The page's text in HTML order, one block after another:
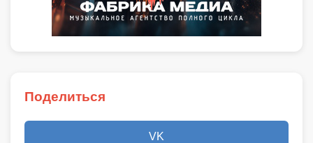
Поделиться
VK